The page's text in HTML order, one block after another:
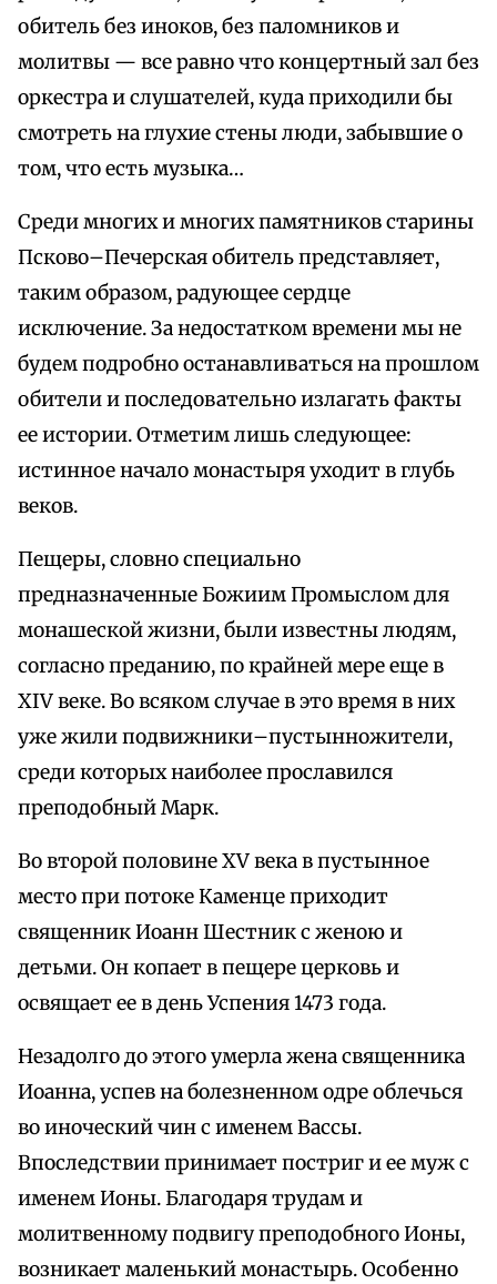
обитель без иноков, без паломников и
молитвы — все равно что концертный зал без
оркестра и слушателей, куда приходили бы
смотреть на глухие стены люди, забывшие о
том, что есть музыка…
Среди многих и многих памятников старины
Псково–Печерская обитель представляет,
таким образом, радующее сердце
исключение. За недостатком времени мы не
будем подробно останавливаться на прошлом
обители и последовательно излагать факты
ее истории. Отметим лишь следующее:
истинное начало монастыря уходит в глубь
веков.
Пещеры, словно специально
предназначенные Божиим Промыслом для
монашеской жизни, были известны людям,
согласно преданию, по крайней мере еще в
XIV веке. Во всяком случае в это время в них
уже жили подвижники–пустынножители,
среди которых наиболее прославился
преподобный Марк.
Во второй половине XV века в пустынное
место при потоке Каменце приходит
священник Иоанн Шестник с женою и
детьми. Он копает в пещере церковь и
освящает ее в день Успения 1473 года.
Незадолго до этого умерла жена священника
Иоанна, успев на болезненном одре облечься
во иноческий чин с именем Вассы.
Впоследствии принимает постриг и ее муж с
именем Ионы. Благодаря трудам и
молитвенному подвигу преподобного Ионы,
возникает маленький монастырь. Особенно